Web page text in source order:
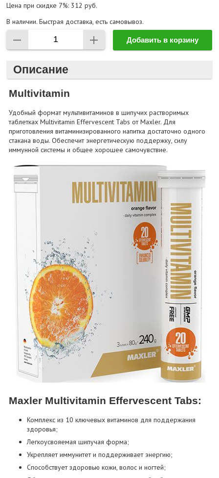
Цена при скидке 7%: 312 руб.
В наличии. Быстрая доставка, есть самовывоз.
Добавить в корзину
Описание
Multivitamin
Удобный формат мультивитаминов в шипучих растворимых
таблетках Multivitamin Effervescent Tabs от Maxler. Для
приготовления витаминизированного напитка достаточно одного
стакана воды. Обеспечит энергетическую поддержку, силу
иммунной системы и общее хорошее самочувствие.
Maxler Multivitamin Effervescent Tabs:
Комплекс из 10 ключевых витаминов для поддержания
здоровья;
Легкоусвояемая шипучая форма;
Укрепляет иммунитет и поддерживает энергию;
Способствует здоровью кожи, волос и ногтей;